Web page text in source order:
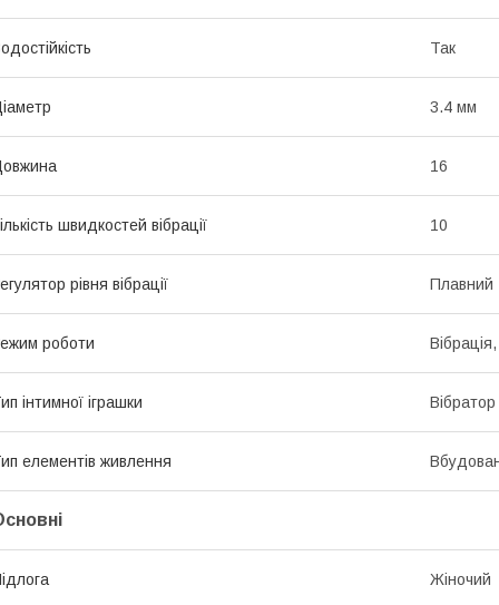
Так
3.4 мм
16
швидкостей вібрації 10
рівня вібрації Плавний
роботи
інтимної іграшки Вібратор
елементів живлення
Жіночий